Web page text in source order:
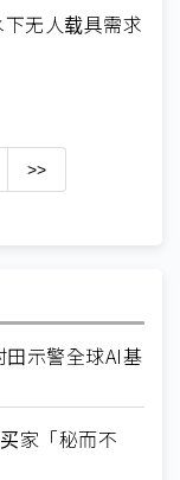
无人载具需求
>>
示警全球AI基
家「秘而不